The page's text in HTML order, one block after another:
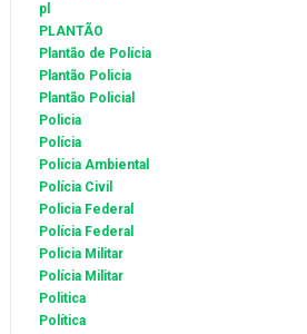
pl
PLANTÃO
Plantão de Polícia
Plantão Policia
Plantão Policial
Policia
Polícia
Polícia Ambiental
Polícia Civil
Policia Federal
Polícia Federal
Policia Militar
Polícia Militar
Politica
Política